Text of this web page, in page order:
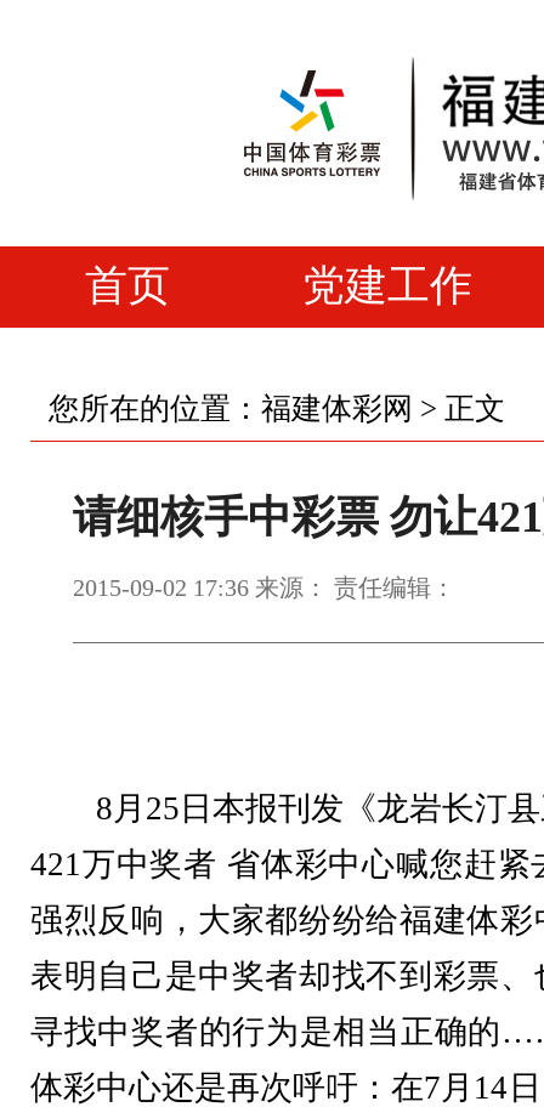
首页 党建工作
您所在的位置： 福建体彩网 > 正文
请细核手中彩票 勿让
2015-09-02 17:36 来源： 责任编辑：
8月25日本报刊发《龙岩长汀县
421万中奖者 省体彩中心喊您赶
强烈反响，大家都纷纷给福建体
表明自己是中奖者却找不到彩票
寻找中奖者的行为是相当正确
体彩中心还是再次呼吁：在7月14